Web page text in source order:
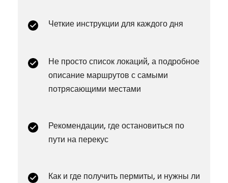
Четкие инструкции для каждого дня
Не просто список локаций, а подробное
описание маршрутов с самыми
потрясающими местами
Рекомендации, где остановиться по
пути на перекус
Как и где получить пермиты, и нужны ли